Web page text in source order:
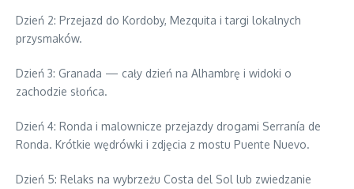
Dzień 2: Przejazd do Kordoby, Mezquita i targi lokalnych
przysmaków.
Dzień 3: Granada — cały dzień na Alhambrę i widoki o
zachodzie słońca.
Dzień 4: Ronda i malownicze przejazdy drogami Serranía de
Ronda. Krótkie wędrówki i zdjęcia z mostu Puente Nuevo.
Dzień 5: Relaks na wybrzeżu Costa del Sol lub zwiedzanie